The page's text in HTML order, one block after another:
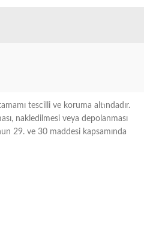
tescilli ve koruma altındadır.
nakledilmesi veya depolanması
29. ve 30 maddesi kapsamında